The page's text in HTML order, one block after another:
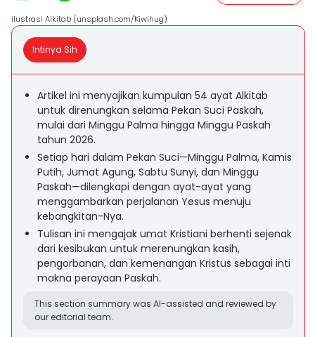
ilustrasi Alkitab (unsplash.com/Kiwihug)
Intinya Sih
Artikel ini menyajikan kumpulan 54 ayat Alkitab
untuk direnungkan selama Pekan Suci Paskah,
mulai dari Minggu Palma hingga Minggu Paskah
tahun 2026.
Setiap hari dalam Pekan Suci—Minggu Palma, Kamis
Putih, Jumat Agung, Sabtu Sunyi, dan Minggu
Paskah—dilengkapi dengan ayat-ayat yang
menggambarkan perjalanan Yesus menuju
kebangkitan-Nya.
Tulisan ini mengajak umat Kristiani berhenti sejenak
dari kesibukan untuk merenungkan kasih,
pengorbanan, dan kemenangan Kristus sebagai inti
makna perayaan Paskah.
This section summary was AI-assisted and reviewed by
our editorial team.